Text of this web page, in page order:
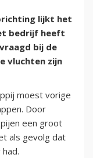
lijkt het
bedrijf heeft
bij de
vluchten zijn
moest vorige
Door
een groot
als gevolg dat